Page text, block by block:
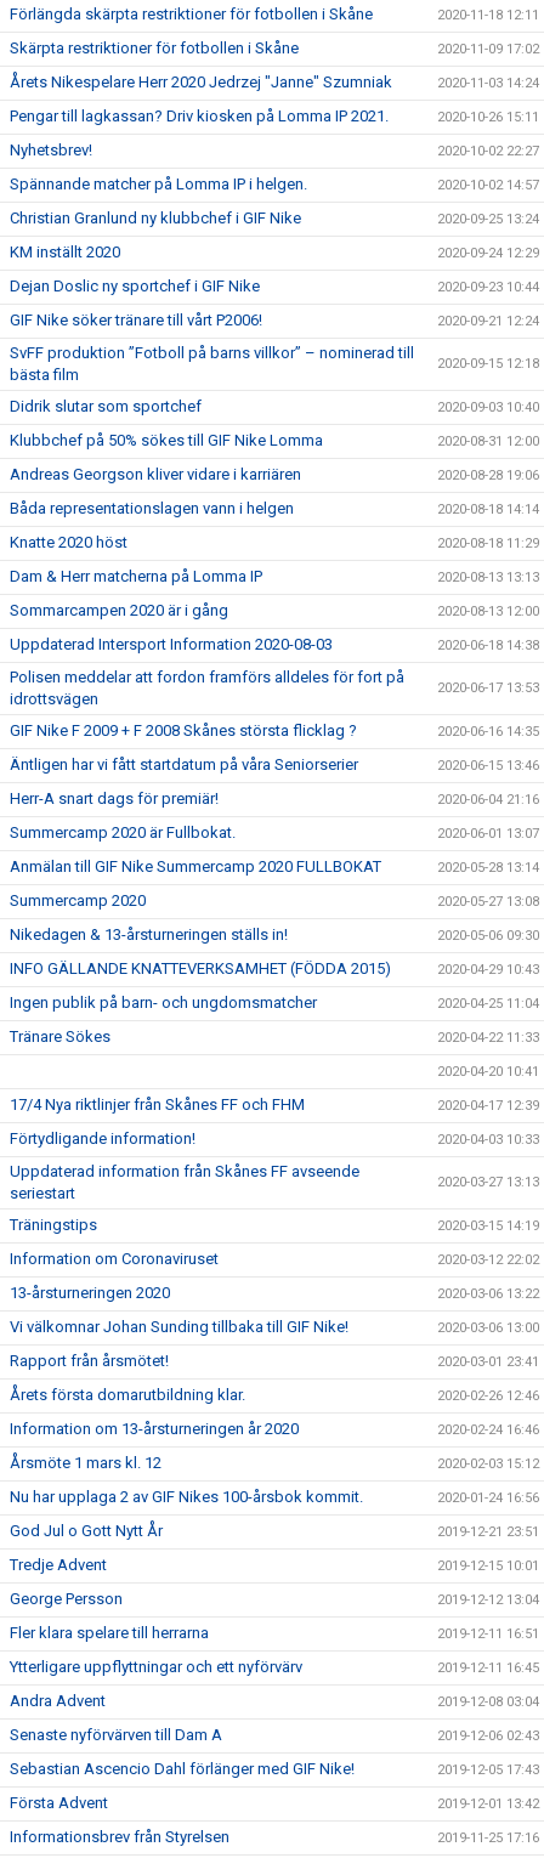
Förlängda skärpta restriktioner för fotbollen i Skåne 2020-11-18 12:11
Skärpta restriktioner för fotbollen i Skåne 2020-11-09 17:02
Årets Nikespelare Herr 2020 Jedrzej "Janne" Szumniak 2020-11-03 14:24
Pengar till lagkassan? Driv kiosken på Lomma IP 2021. 2020-10-26 15:11
Nyhetsbrev! 2020-10-02 22:27
Spännande matcher på Lomma IP i helgen. 2020-10-02 14:57
Christian Granlund ny klubbchef i GIF Nike 2020-09-25 13:24
KM inställt 2020 2020-09-24 12:29
Dejan Doslic ny sportchef i GIF Nike 2020-09-23 10:44
GIF Nike söker tränare till vårt P2006! 2020-09-21 12:24
SvFF produktion ”Fotboll på barns villkor” – nominerad till
bästa film
2020-09-15 12:18
Didrik slutar som sportchef 2020-09-03 10:40
Klubbchef på 50% sökes till GIF Nike Lomma 2020-08-31 12:00
Andreas Georgson kliver vidare i karriären 2020-08-28 19:06
Båda representationslagen vann i helgen 2020-08-18 14:14
Knatte 2020 höst 2020-08-18 11:29
Dam & Herr matcherna på Lomma IP 2020-08-13 13:13
Sommarcampen 2020 är i gång 2020-08-13 12:00
Uppdaterad Intersport Information 2020-08-03 2020-06-18 14:38
Polisen meddelar att fordon framförs alldeles för fort på
idrottsvägen
2020-06-17 13:53
GIF Nike F 2009 + F 2008 Skånes största flicklag ? 2020-06-16 14:35
Äntligen har vi fått startdatum på våra Seniorserier 2020-06-15 13:46
Herr-A snart dags för premiär! 2020-06-04 21:16
Summercamp 2020 är Fullbokat. 2020-06-01 13:07
Anmälan till GIF Nike Summercamp 2020 FULLBOKAT 2020-05-28 13:14
Summercamp 2020 2020-05-27 13:08
Nikedagen & 13-årsturneringen ställs in! 2020-05-06 09:30
INFO GÄLLANDE KNATTEVERKSAMHET (FÖDDA 2015) 2020-04-29 10:43
Ingen publik på barn- och ungdomsmatcher 2020-04-25 11:04
Tränare Sökes 2020-04-22 11:33
2020-04-20 10:41
17/4 Nya riktlinjer från Skånes FF och FHM 2020-04-17 12:39
Förtydligande information! 2020-04-03 10:33
Uppdaterad information från Skånes FF avseende
seriestart
2020-03-27 13:13
Träningstips 2020-03-15 14:19
Information om Coronaviruset 2020-03-12 22:02
13-årsturneringen 2020 2020-03-06 13:22
Vi välkomnar Johan Sunding tillbaka till GIF Nike! 2020-03-06 13:00
Rapport från årsmötet! 2020-03-01 23:41
Årets första domarutbildning klar. 2020-02-26 12:46
Information om 13-årsturneringen år 2020 2020-02-24 16:46
Årsmöte 1 mars kl. 12 2020-02-03 15:12
Nu har upplaga 2 av GIF Nikes 100-årsbok kommit. 2020-01-24 16:56
God Jul o Gott Nytt År 2019-12-21 23:51
Tredje Advent 2019-12-15 10:01
George Persson 2019-12-12 13:04
Fler klara spelare till herrarna 2019-12-11 16:51
Ytterligare uppflyttningar och ett nyförvärv 2019-12-11 16:45
Andra Advent 2019-12-08 03:04
Senaste nyförvärven till Dam A 2019-12-06 02:43
Sebastian Ascencio Dahl förlänger med GIF Nike! 2019-12-05 17:43
Första Advent 2019-12-01 13:42
Informationsbrev från Styrelsen 2019-11-25 17:16